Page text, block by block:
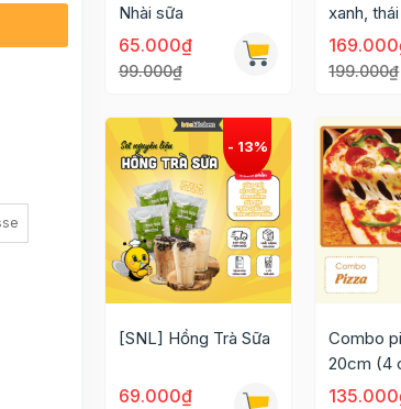
Nhài sữa
65.000₫
99.000₫
xanh,
199.000₫
[SNL] Hồng Trà Sữa
69.000₫
Combo
20cm (4
mai bào